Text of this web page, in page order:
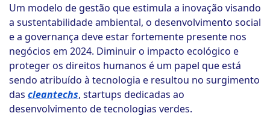
Um modelo de gestão que estimula a inovação visando
a sustentabilidade ambiental, o desenvolvimento social
e a governança deve estar fortemente presente nos
negócios em 2024. Diminuir o impacto ecológico e
proteger os direitos humanos é um papel que está
sendo atribuído à tecnologia e resultou no surgimento
das cleantechs, startups dedicadas ao
desenvolvimento de tecnologias verdes.